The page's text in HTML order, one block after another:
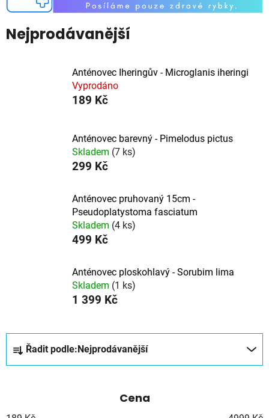
Nejprodávanější
Anténovec Iheringův - Microglanis iheringi
Vyprodáno
189 Kč
Anténovec barevný - Pimelodus pictus
Skladem (7 ks)
299 Kč
Anténovec pruhovaný 15cm -
Pseudoplatystoma fasciatum
Skladem (4 ks)
499 Kč
Anténovec ploskohlavý - Sorubim lima
Skladem (1 ks)
1 399 Kč
Ř
a
z
Řadit podle:Nejprodávanější
Cena